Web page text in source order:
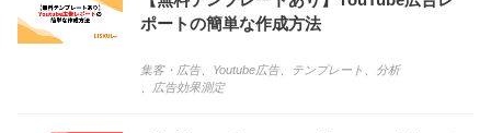
ポートの簡単な作成方法
集客・広告、 Youtube広告、 テンプレート
分析
広告効果測定